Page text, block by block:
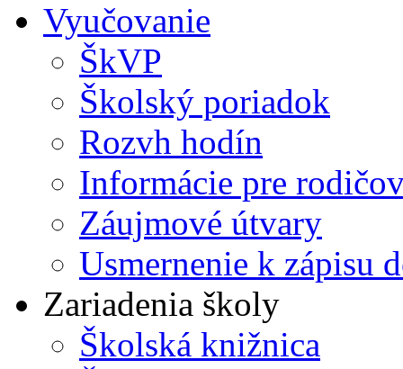
Vyučovanie
ŠkVP
Školský poriadok
Rozvh hodín
Informácie pre
Záujmové útvary
Usmernenie k zápisu
Zariadenia školy
Školská knižnica